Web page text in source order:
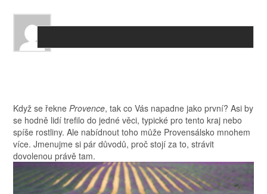
Když se řekneProvence, tak co Vás napadne jako první? Asi by
se hodně lidí trefilo do jedné věci, typické pro tento kraj nebo
spíše rostliny. Ale nabídnout toho může Provensálsko mnohem
více. Jmenujme si pár důvodů, proč stojí za to, strávit
dovolenou právě tam.